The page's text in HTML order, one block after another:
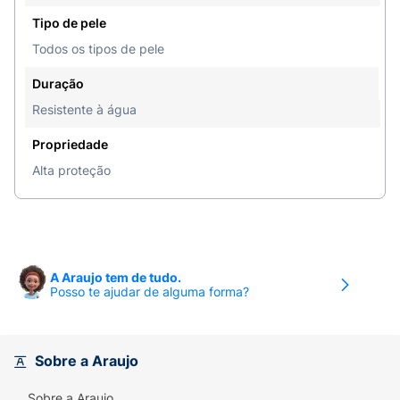
de camadas.
Aplicação prática em bastão, ideal para levar e
Possui toque seco (acabamento matte).
Testado oftalmologicamente e
Vegano e sem crueldade animal.
Tipo de pele
Todos os tipos de pele
Duração
Resistente à água
Propriedade
Alta proteção
A Araujo tem de tudo.
Posso te ajudar de alguma forma?
Sobre a Araujo